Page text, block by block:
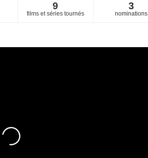
9
films et séries tournés
3
nominations